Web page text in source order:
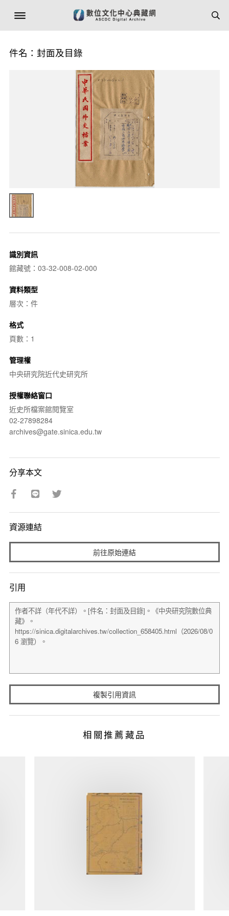
件名：封面及目錄
識別資訊
館藏號：03-32-008-02-000
資料類型
層次：件
格式
頁數：1
管理權
中央研究院近代史研究所
授權聯絡窗口
近史所檔案館閱覽室
02-27898284
archives@gate.sinica.edu.tw
分享本文
資源連結
前往原始連結
引用
複製引用資訊
相關推薦藏品